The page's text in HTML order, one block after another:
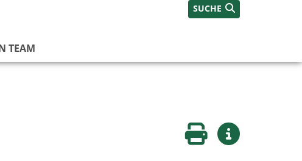
SUCHE
TEAM
Seite druckenWeitere Infos